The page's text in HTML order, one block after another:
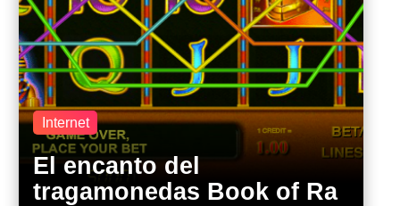
Internet
El encanto del
tragamonedas Book of Ra